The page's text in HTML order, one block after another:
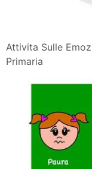
Attivita Sulle
Primaria